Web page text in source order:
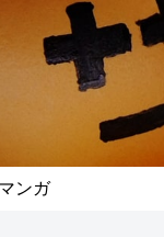
マンガ